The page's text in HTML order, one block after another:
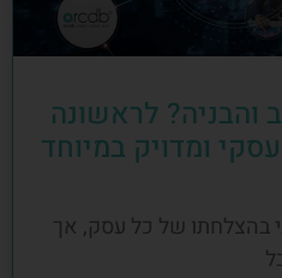
והבניה? לראשונה
ומדויק במיוחד
בהצלחתו של כל עסק, אך